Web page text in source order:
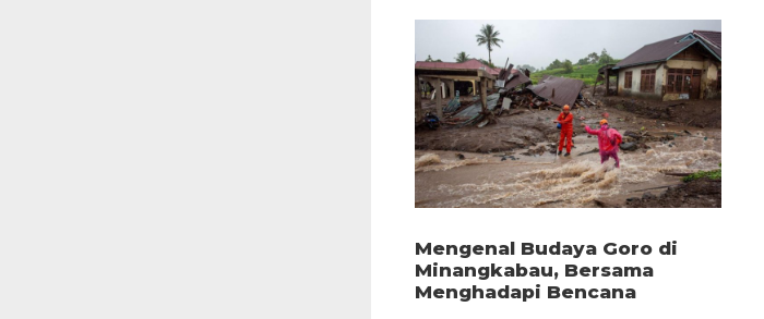
Mengenal Budaya Goro di
Minangkabau, Bersama
Menghadapi Bencana